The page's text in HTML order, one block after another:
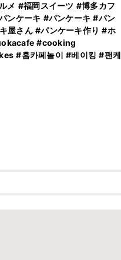
メ #福岡スイーツ #博多カフ
ンケーキ #パンケーキ #パン
屋さん #パンケーキ作り #ホ
#cooking
#홈카페놀이 #베이킹 #팬케